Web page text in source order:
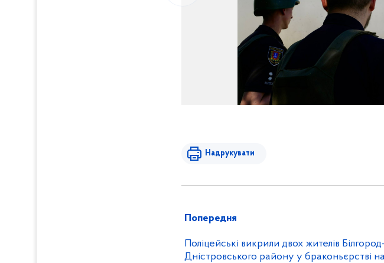
Надрукувати
Попередня
Поліцейські викрили двох жителів Білгород-
Дністровського району у браконьєрстві на